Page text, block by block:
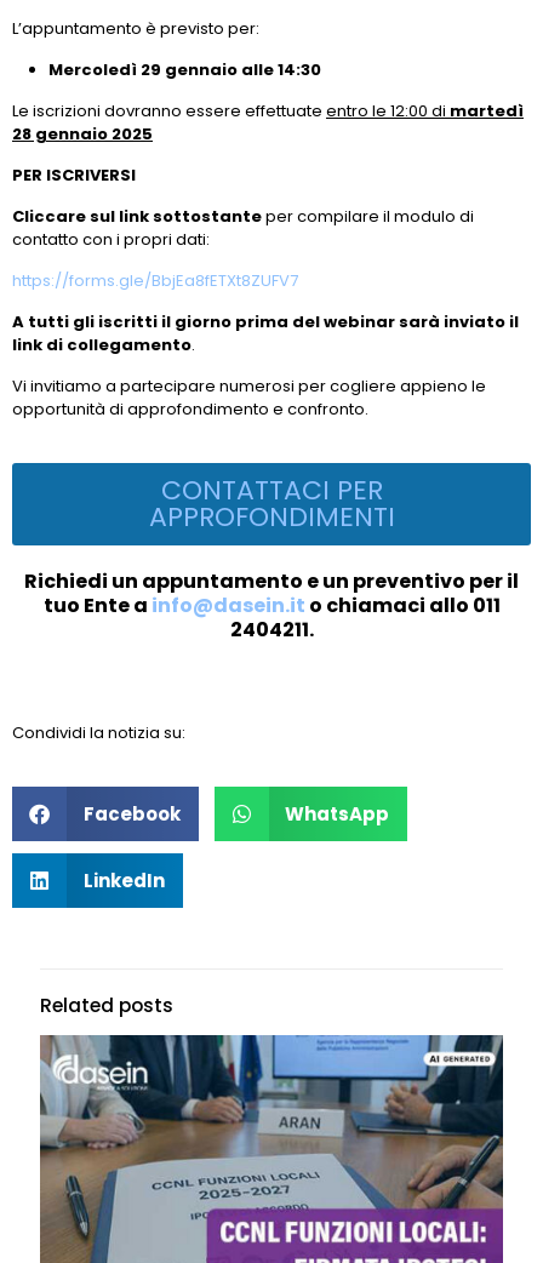
L’appuntamento è previsto per:
Mercoledì 29 gennaio alle 14:30
Le iscrizioni dovranno essere effettuate entro le 12:00 di martedì
28 gennaio 2025
PER ISCRIVERSI
Cliccare sul link sottostanteper compilare il modulo di
contatto con i propri dati:
https://forms.gle/BbjEa8fETXt8ZUFV7
A tutti gli iscritti il giorno prima del webinar sarà inviato il
link di collegamento.
Vi invitiamo a partecipare numerosi per cogliere appieno le
opportunità di approfondimento e confronto.
CONTATTACI PER
APPROFONDIMENTI
Richiedi un appuntamento e un preventivo per il
tuo Ente a info@dasein.it o chiamaci allo 011
2404211.
Condividi la notizia su:
Facebook WhatsApp
LinkedIn
Related posts